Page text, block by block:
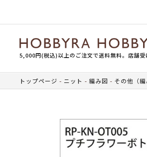
5,000円(税込)以上のご注文で送料無料。店舗受
トップページ ニット 編み図 その他（編